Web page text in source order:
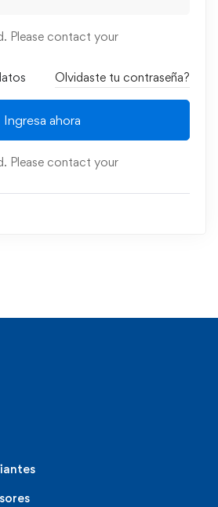
Please contact your
Olvidaste tu contraseña?
Ingresa ahora
Please contact your